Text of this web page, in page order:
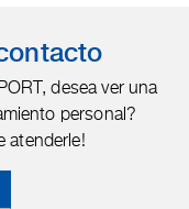
desea ver una
personal?
atenderle!